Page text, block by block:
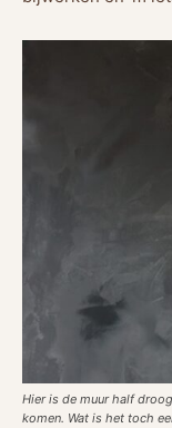
Hier is de muur half
komen. Wat is het toch